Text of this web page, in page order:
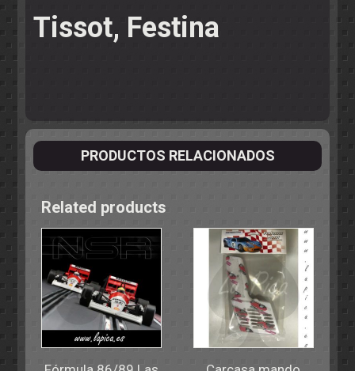
Tissot, Festina
PRODUCTOS RELACIONADOS
Related products